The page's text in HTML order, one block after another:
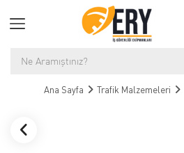
Ana Sayfa Trafik Malzemeleri